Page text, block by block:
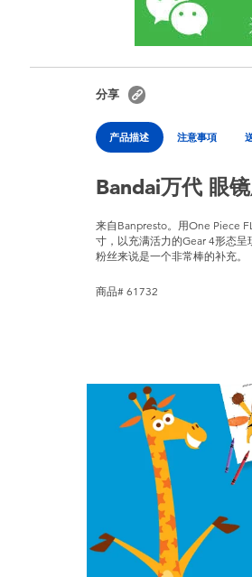
分享
产品描述 注意事項
Bandai万代 眼
来自Banpresto。用One Piece
寸，以充满活力的Gear 4形态
粉丝来说是一个非常棒的补充。
商品# 61732